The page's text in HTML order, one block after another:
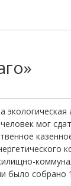
мог
было собрано